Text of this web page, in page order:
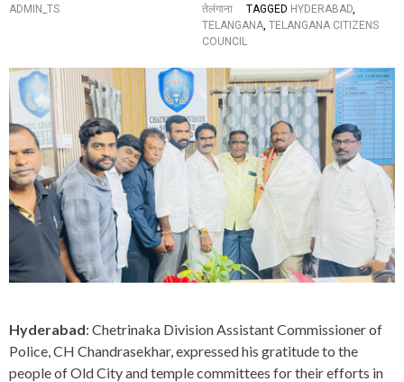
ADMIN_TS
तेलंगाना
TAGGED HYDERABAD,
TELANGANA, TELANGANA CITIZENS
COUNCIL
Hyderabad: Chetrinaka Division Assistant Commissioner of
Police, CH Chandrasekhar, expressed his gratitude to the
people of Old City and temple committees for their efforts in